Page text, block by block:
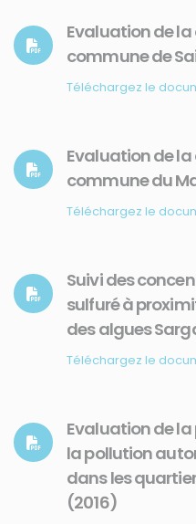
Evaluation de la
commune de
Téléchargez le
Evaluation de la
commune du
Téléchargez le
Suivi des
sulfuré à
des algues
Téléchargez le
Evaluation de
la pollution
dans les
(2016)